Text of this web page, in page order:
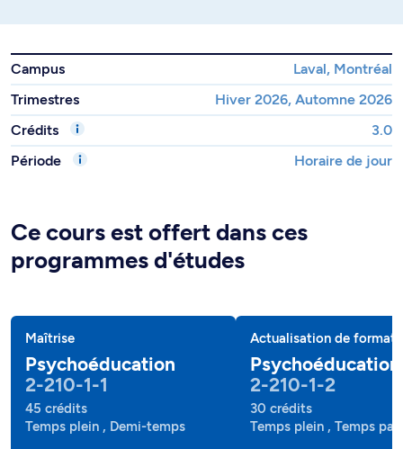
Campus
Laval, Montréal
Trimestres
Hiver 2026, Automne 2026
Crédits
3.0
Période
Horaire de jour
Ce cours est offert dans ces
programmes d'études
Maîtrise
Psychoéducation
2-210-1-1
45 crédits
Temps plein , Demi-temps
Actualisation de
Psychoéducation
2-210-1-2
30 crédits
Temps plein , Temps